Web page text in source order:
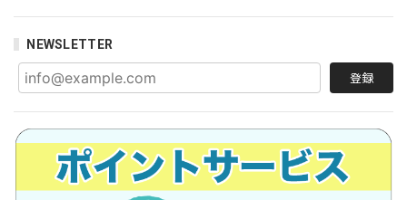
NEWSLETTER
登録